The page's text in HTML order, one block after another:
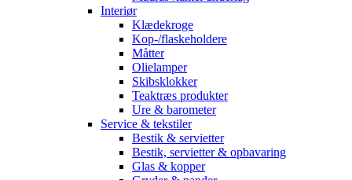
Interiør
Klædekroge
Kop-/flaskeholdere
Måtter
Olielamper
Skibsklokker
Teaktræs produkter
Ure & barometer
Service & tekstiler
Bestik & servietter
Bestik, servietter & opbavaring
Glas & kopper